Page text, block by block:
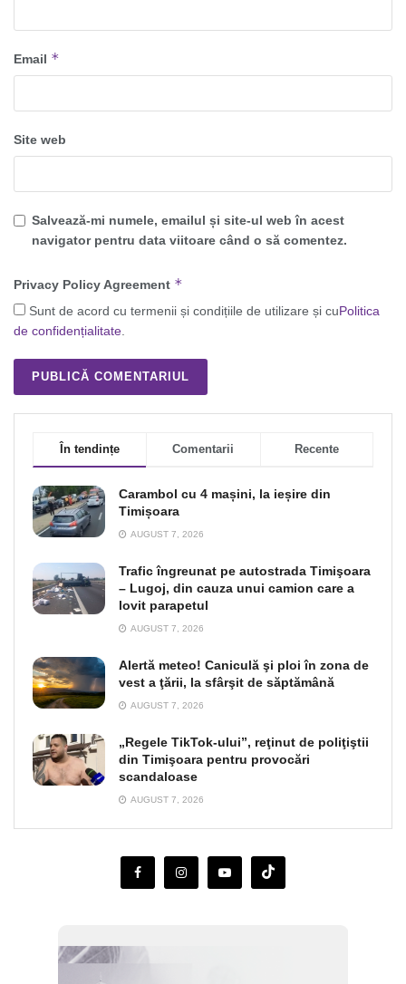
Email *
Site web
Salvează-mi numele, emailul și site-ul web în acest
navigator pentru data viitoare când o să comentez.
Privacy Policy Agreement *
Sunt de acord cu termenii și condițiile de utilizare și cuPolitica
de confidențialitate
În tendințe Comentarii Recente
Carambol cu 4 mașini, la ieșire din
Timișoara
AUGUST 7, 2026
Trafic îngreunat pe autostrada Timişoara
– Lugoj, din cauza unui camion care a
lovit parapetul
AUGUST 7, 2026
Alertă meteo! Caniculă şi ploi în zona de
vest a ţării, la sfârşit de săptămână
AUGUST 7, 2026
„Regele TikTok-ului”, reţinut de poliţiştii
din Timişoara pentru provocări
scandaloase
AUGUST 7, 2026